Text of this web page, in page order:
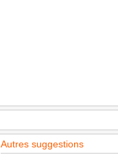
Autres suggestions